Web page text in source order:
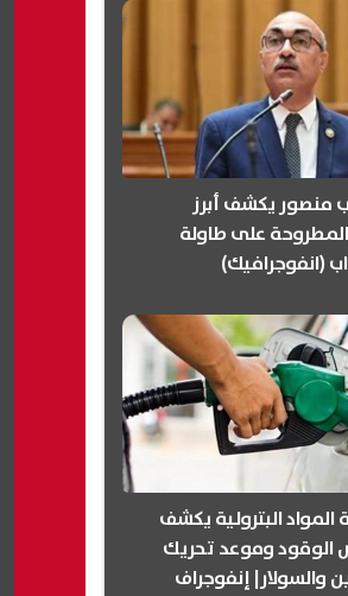
منصور يكشف أبرز
على طاولة
(انفوجرافيك)
البترولية يكشف
الوقود وموعد تحريك
والسولار| إنفوجراف